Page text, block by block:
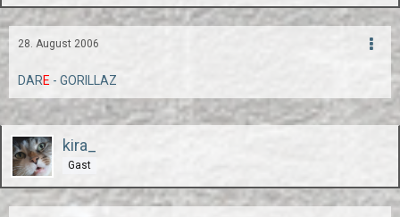
28. August 2006
DARE - GORILLAZ
kira_
Gast